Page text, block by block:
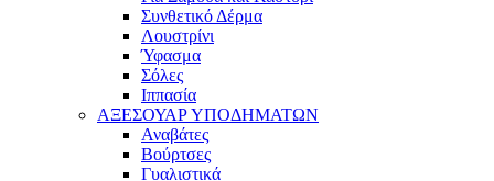
Συνθετικό Δέρμα
Λουστρίνι
Ύφασμα
Σόλες
Ιππασία
ΑΞΕΣΟΥΑΡ ΥΠΟΔΗΜΑΤΩΝ
Αναβάτες
Βούρτσες
Γυαλιστικά